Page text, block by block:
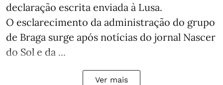
declaração escrita enviada à Lusa.
O esclarecimento da administração do grupo
de Braga surge após notícias do jornal Nascer
do Sol e da ...
Ver mais